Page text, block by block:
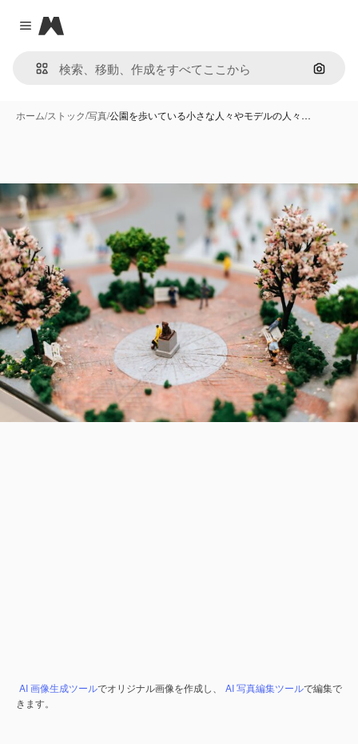
Close menu
Magnific
画像で
ホーム/ストック/写真/公園を歩いている小さな人々やモデルの人々…
AI 画像生成ツールでオリジナル画像を作成し、 AI 写真編集ツールで編集で
きます。